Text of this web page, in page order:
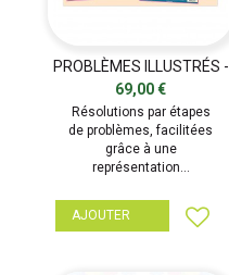
PROBLÈMES ILLUSTRÉS -
RÉÉDUCATEURS
69,00 €
Résolutions par étapes
de problèmes, facilitées
grâce à une
représentation...
AJOUTER